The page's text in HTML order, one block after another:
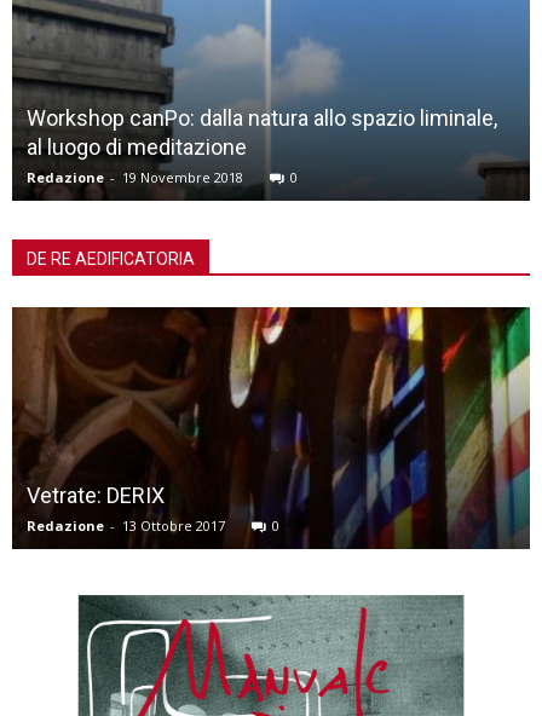
Chiese contemporanee: la
Redazione
spazio liminale,
DE RE AEDIFICATORIA
San Teonisto a Treviso: dalle
restituzioni
Leonardo Servadio 21 Giugno 2018 0